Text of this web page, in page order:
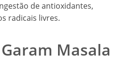
de antioxidantes,
radicais livres.
Masala